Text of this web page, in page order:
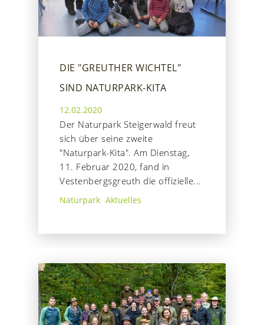
DIE "GREUTHER WICHTEL"
SIND NATURPARK-KITA
12.02.2020
Der Naturpark Steigerwald freut
sich über seine zweite
"Naturpark-Kita". Am Dienstag,
11. Februar 2020, fand in
Vestenbergsgreuth die offizielle...
Naturpark Aktuelles